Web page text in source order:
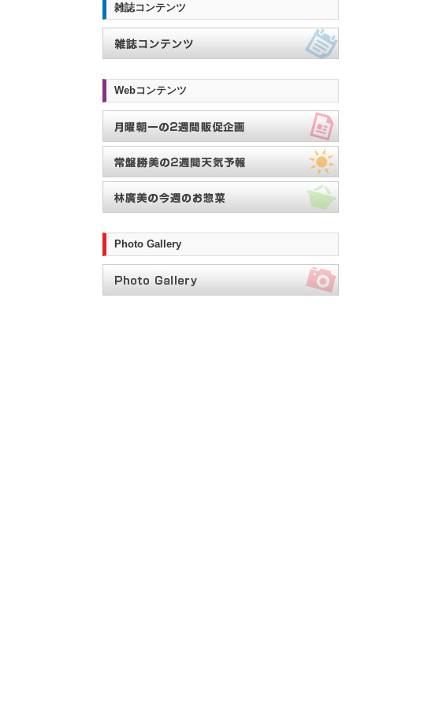
雑誌コンテンツ
Webコンテンツ
Photo Gallery